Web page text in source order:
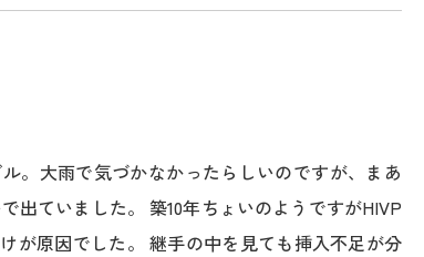
。大雨で気づかなかったらしいのですが、まあ
出ていました。 築10年ちょいのようですがHIVP
が原因でした。 継手の中を見ても挿入不足が分